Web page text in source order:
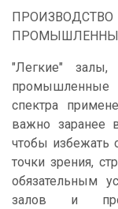
ПРОМЫШЛЕННЫХ
"Легкие" залы,
промышленные
спектра
важно заранее
чтобы избежать
точки зрения,
обязательным
залов и